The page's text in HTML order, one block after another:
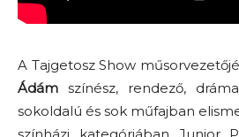
A Tajgetosz Show
Ádám színész, rendező,
sokoldalú és sok műfajban